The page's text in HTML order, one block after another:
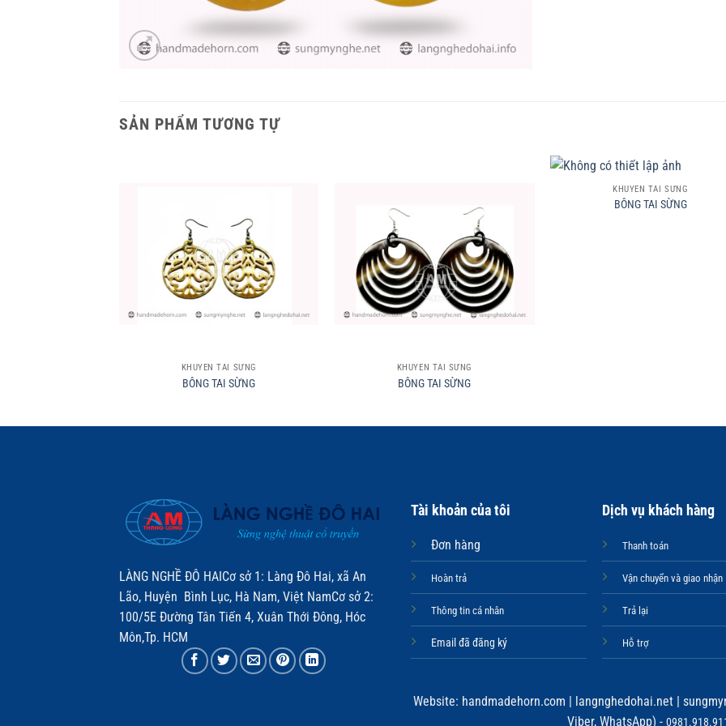
SẢN PHẨM TƯƠNG TỰ
KHUYÊN TAI SỪNG
BÔNG TAI SỪNG
KHUYÊN TAI SỪNG
BÔNG TAI SỪNG
+
KHUYÊN TAI SỪNG
BÔNG TAI SỪNG
LÀNG NGHỀ ĐÔ HAICơ sở 1: Làng Đô Hai, xã An
Lão, Huyện Bình Lục, Hà Nam, Việt NamCơ sở 2:
100/5E Đường Tân Tiến 4, Xuân Thới Đông, Hóc
Môn,Tp. HCM
Tài khoản của tôi
Đơn hàng
Hoàn trả
Thông tin cá nhân
Email đã đăng ký
Dịch vụ khách hàng
Thanh toán
Vận chuyển và giao nhận
Trả lại
Hỗ trợ
Website: handmadehorn.com langnghedohai.net
Viber, WhatsApp) -